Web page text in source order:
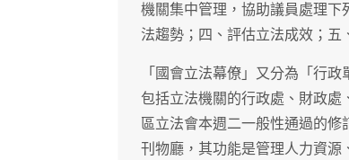
機關集中管理，協助議員處理
法趨勢；四、評估立法成效；五
「國會立法幕僚」又分為「行
包括立法機關的行政處、財政
區立法會本週二一般性通過的
刊物廳，其功能是管理人力資源